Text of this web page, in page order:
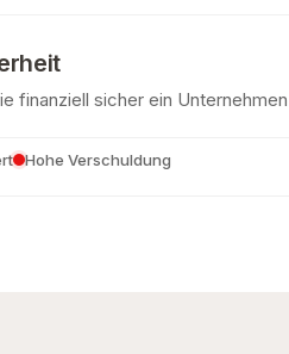
finanziell sicher ein
Hohe Verschuldung